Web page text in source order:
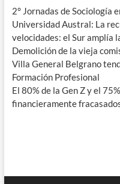
2° Jornadas de Sociología
Universidad Austral: La
velocidades: el Sur amplía
Demolición de la vieja
Villa General Belgrano
Formación Profesional
El 80% de la Gen Z y el
financieramente